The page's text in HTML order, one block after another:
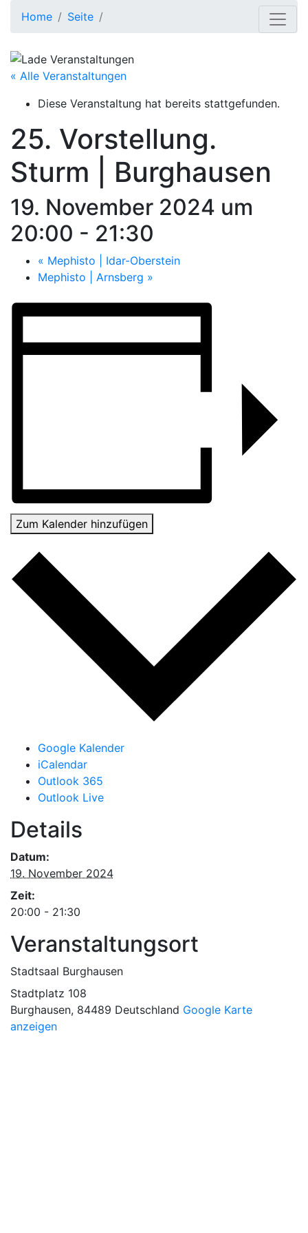
Home Seite
« Alle Veranstaltungen
Diese Veranstaltung hat bereits stattgefunden.
25. Vorstellung.
Sturm | Burghausen
19. November 2024 um
20:00 - 21:30
« Mephisto | Idar-Oberstein
Mephisto | Arnsberg »
Zum Kalender hinzufügen
Google Kalender
iCalendar
Outlook 365
Outlook Live
Details
Datum:
19. November 2024
Zeit:
20:00 - 21:30
Veranstaltungsort
Stadtsaal Burghausen
Stadtplatz 108
Burghausen, 84489 Deutschland Google Karte
anzeigen